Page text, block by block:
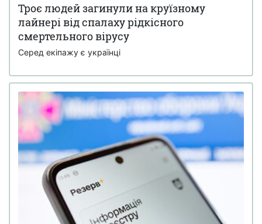
Троє людей загинули на круїзному
лайнері від спалаху рідкісного
смертельного вірусу
Серед екіпажу є українці